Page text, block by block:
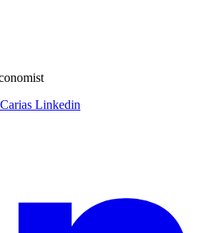
Linkedin